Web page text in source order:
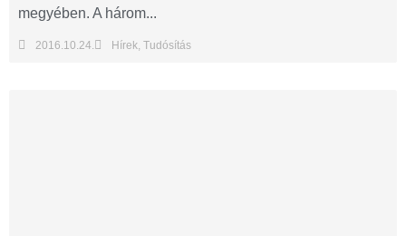
megyében. A három...
2016.10.24. Hírek, Tudósítás